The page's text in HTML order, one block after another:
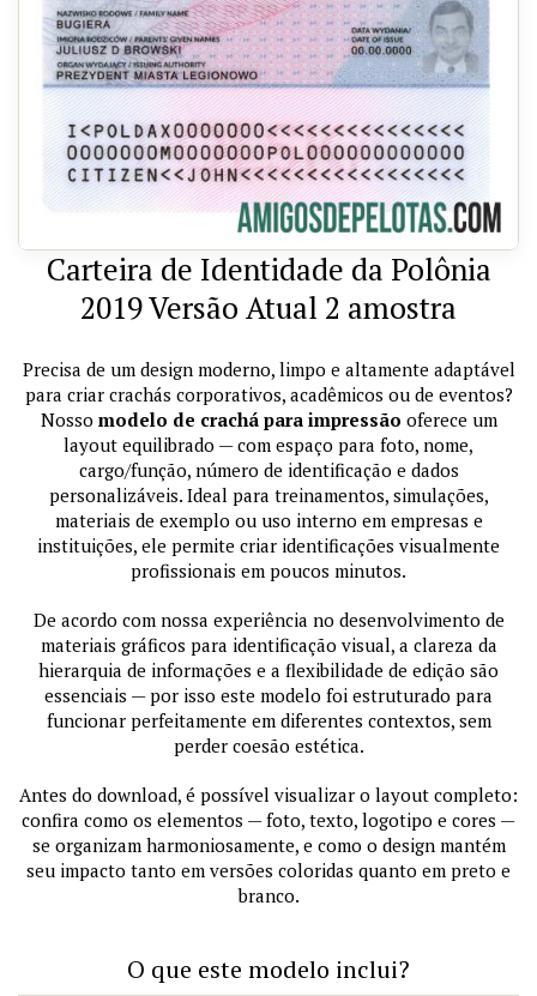
Carteira de Identidade da Polônia
2019 Versão Atual 2 amostra
Precisa de um design moderno, limpo e altamente adaptável
para criar crachás corporativos, acadêmicos ou de eventos?
Nosso modelo de crachá para impressão oferece um
layout equilibrado — com espaço para foto, nome,
cargo/função, número de identificação e dados
personalizáveis. Ideal para treinamentos, simulações,
materiais de exemplo ou uso interno em empresas e
instituições, ele permite criar identificações visualmente
profissionais em poucos minutos.
De acordo com nossa experiência no desenvolvimento de
materiais gráficos para identificação visual, a clareza da
hierarquia de informações e a flexibilidade de edição são
essenciais — por isso este modelo foi estruturado para
funcionar perfeitamente em diferentes contextos, sem
perder coesão estética.
Antes do download, é possível visualizar o layout completo:
confira como os elementos — foto, texto, logotipo e cores —
se organizam harmoniosamente, e como o design mantém
seu impacto tanto em versões coloridas quanto em preto e
branco.
O que este modelo inclui?